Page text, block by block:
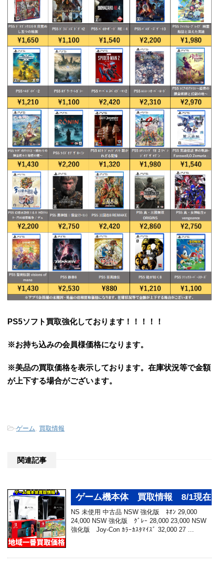
PS5ソフト買取強化しております！！！！！
※お持ち込みの会員様価格になります。
※美品の買取価格を表示しております。 在庫状況等で金額
が上下する場合がございます。
-ゲーム 買取情報
関連記事
ゲーム機本体 買取情報 8/1現在
NS 未使用 中古品 NSW 強化版 ﾈｵﾝ 29,000
24,000 NSW 強化版 ｸﾞﾚｰ 28,000 23,000 NSW
強化版 Joy-Con ｶﾗｰｶｽﾀﾏｲｽﾞ 32,000 27 …